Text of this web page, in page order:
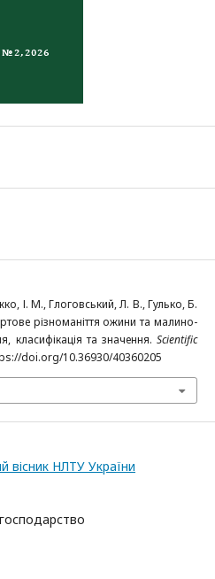
І. М., Глоговський, Л. В., Гулько, Б.
різноманіття ожини та малино-
класифікація та значення. Scientific
doi.org/10.36930/40360205
вісник НЛТУ України